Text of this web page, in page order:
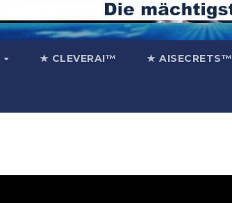
★ CLEVERAI™ ★ AISECRETS™